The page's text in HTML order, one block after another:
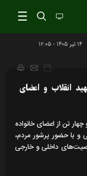
۱۴ تير ۱۴۰۵ - ۱۲:۰۵
انقلاب و اعضای
تن از اعضای خانواده
و با حضور پرشور مردم،
داخلی و خارجی